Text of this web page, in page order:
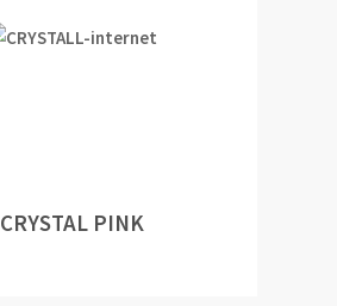
CRYSTAL PINK